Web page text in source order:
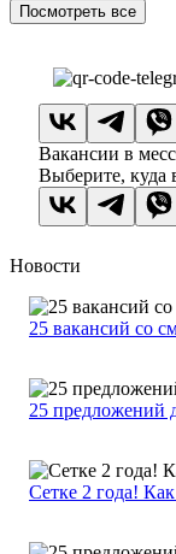
Посмотреть все
Вакансии в
Выберите, куда
Новости
25 вакансий со
25 предложений
Сетке 2 года! Как